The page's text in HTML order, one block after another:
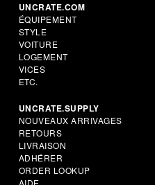
UNCRATE.COM
ÉQUIPEMENT
STYLE
VOITURE
LOGEMENT
VICES
ETC.
UNCRATE.SUPPLY
NOUVEAUX ARRIVAGES
RETOURS
LIVRAISON
ADHÉRER
ORDER LOOKUP
AIDE